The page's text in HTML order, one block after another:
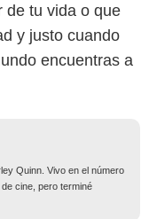
de tu vida o que
y justo cuando
encuentras a
Quinn. Vivo en el número
cine, pero terminé